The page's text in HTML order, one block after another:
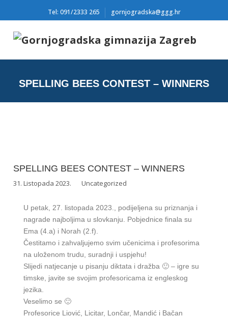
Tel: 091/2333 265 gornjogradska@ggg.hr
SPELLING BEES CONTEST – WINNERS
SPELLING BEES CONTEST – WINNERS
31. Listopada 2023. Uncategorized
U petak, 27. listopada 2023., podijeljena su priznanja i
nagrade najboljima u slovkanju. Pobjednice finala su
Ema (4.a) i Norah (2.f).
Čestitamo i zahvaljujemo svim učenicima i profesorima
na uloženom trudu, suradnji i uspjehu!
Slijedi natjecanje u pisanju diktata i dražba 🙂 – igre su
timske, javite se svojim profesoricama iz engleskog
jezika.
Veselimo se 🙂
Profesorice Liović, Licitar, Lončar, Mandić i Bačan